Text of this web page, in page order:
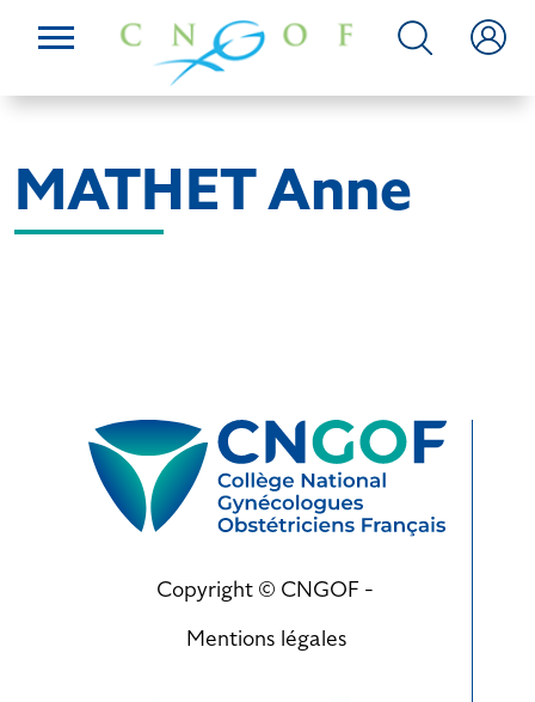
MATHET Anne
Copyright © CNGOF -
Mentions légales